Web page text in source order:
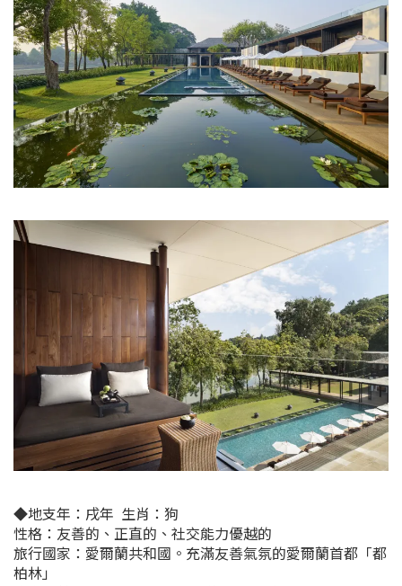
◆地支年： 戌年 生肖：狗
性格：友善的、正直的、社交能力優越的
旅行國家：愛爾蘭共和國。充滿友善氣氛的愛爾蘭首都「都
柏林」